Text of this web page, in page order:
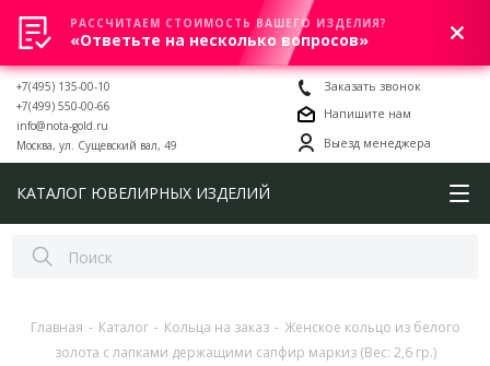
0
+7(495) 135-00-10
+7(499) 550-00-66
info@nota-gold.ru
Москва, ул. Сущевский вал, 49
Заказать звонок
Напишите нам
Выезд менеджера
КАТАЛОГ ЮВЕЛИРНЫХ ИЗДЕЛИЙ
Главная - Каталог - Кольца на заказ - Женское кольцо из белого
золота с лапками держащими сапфир маркиз (Вес: 2,6 гр.)
РАССЧИТАЕМ СТОИМОСТЬ ВАШЕГО ИЗДЕЛИЯ?
«Ответьте на несколько вопросов»